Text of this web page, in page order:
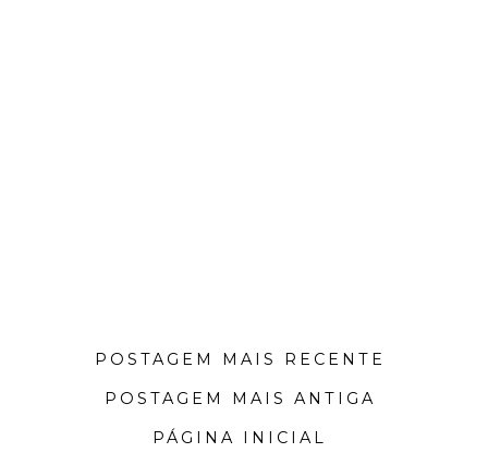
POSTAGEM MAIS RECENTE
POSTAGEM MAIS ANTIGA
PÁGINA INICIAL